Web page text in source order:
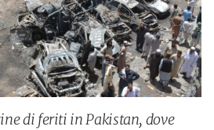
di feriti in Pakistan, dove